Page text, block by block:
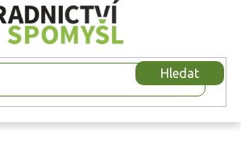
Hledat